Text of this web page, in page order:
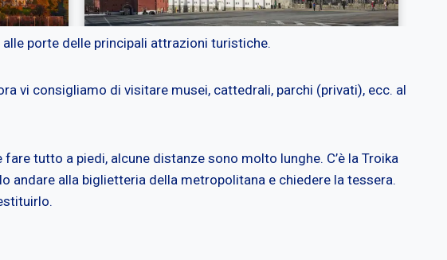
porte delle principali attrazioni turistiche.
vi consigliamo di visitare musei, cattedrali, parchi (privati), ecc. al
tutto a piedi, alcune distanze sono molto lunghe. C’è la Troika
alla biglietteria della metropolitana e chiedere la tessera.